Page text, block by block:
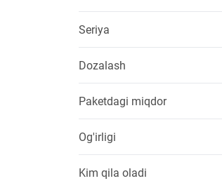
Seriya
Dozalash
Paketdagi miqdor
Og'irligi
Kim qila oladi